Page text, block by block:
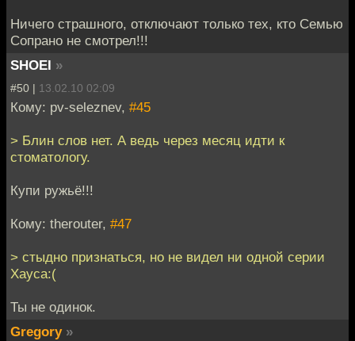
Ничего страшного, отключают только тех, кто Семью
Сопрано не смотрел!!!
SHOEI »
#50 | 13.02.10 02:09
Кому: pv-seleznev, #45
> Блин слов нет. А ведь через месяц идти к
стоматологу.
Купи ружьё!!!
Кому: therouter, #47
> стыдно признаться, но не видел ни одной серии
Хауса:(
Ты не одинок.
Gregory »